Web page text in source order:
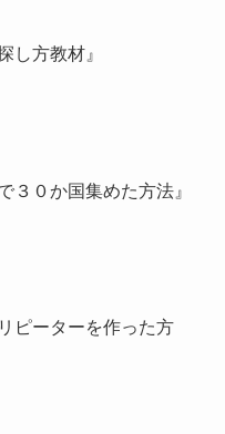
し方教材』
３０か国集めた方法』
ピーターを作った方